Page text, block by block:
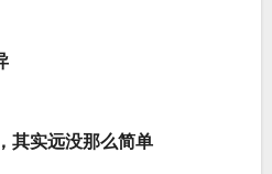
其实远没那么简单